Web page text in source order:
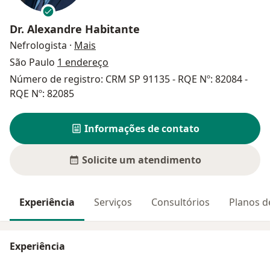
Dr. Alexandre Habitante
Nefrologista · Mais
São Paulo 1 endereço
Número de registro: CRM SP 91135 - RQE Nº: 82084 -
RQE Nº: 82085
Informações de contato
Solicite um atendimento
Experiência Serviços Consultórios Planos
Experiência